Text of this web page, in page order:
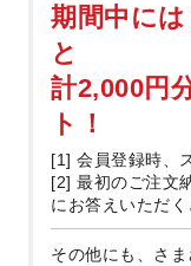
期間中に
と
計2,000円
ト！
[1] 会員登録時、
[2] 最初のご注文
にお答えいただ
その他にも、さ